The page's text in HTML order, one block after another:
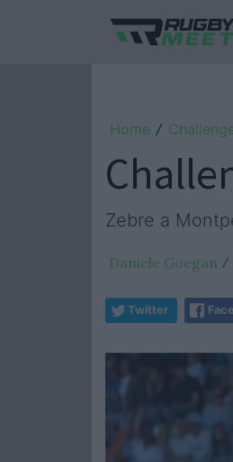
Home /
Zebre a
Daniele Goegan /
Twitter